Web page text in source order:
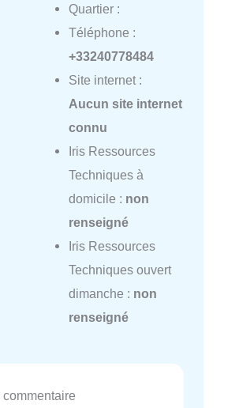
Quartier :
Téléphone :
+33240778484
Site internet :
Aucun site internet
connu
Iris Ressources
Techniques à
domicile : non
renseigné
Iris Ressources
Techniques ouvert
dimanche : non
renseigné
commentaire